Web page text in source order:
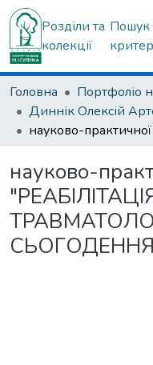
Розділи та
колекції
Пошук
Головна
науково-